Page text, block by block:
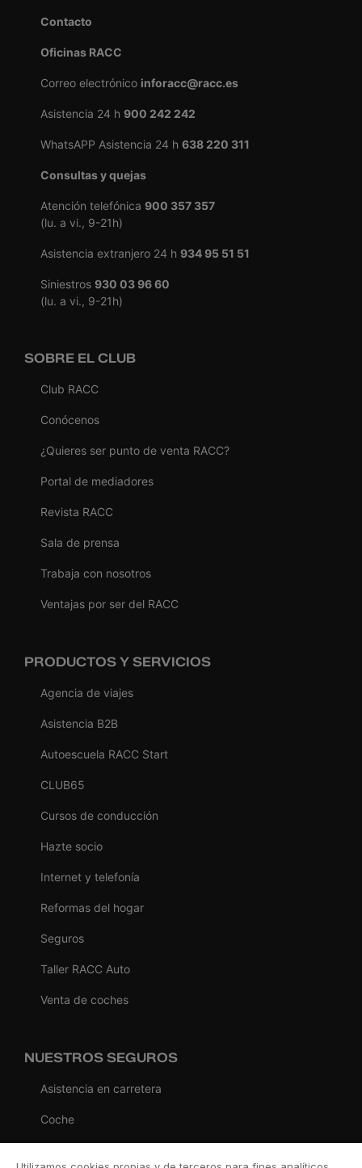
Contacto
Oficinas RACC
Correo electrónico inforacc@racc.es
Asistencia 24 h 900 242 242
WhatsAPP Asistencia 24 h 638 220 311
Consultas y quejas
Atención telefónica 900 357 357
(lu. a vi., 9-21h)
Asistencia extranjero 24 h 934 95 51 51
Siniestros 930 03 96 60
(lu. a vi., 9-21h)
SOBRE EL CLUB
Club RACC
Conócenos
¿Quieres ser punto de venta RACC?
Portal de mediadores
Revista RACC
Sala de prensa
Trabaja con nosotros
Ventajas por ser del RACC
PRODUCTOS Y SERVICIOS
Agencia de viajes
Asistencia B2B
Autoescuela RACC Start
CLUB65
Cursos de conducción
Hazte socio
Internet y telefonía
Reformas del hogar
Seguros
Taller RACC Auto
Venta de coches
NUESTROS SEGUROS
Asistencia en carretera
Coche